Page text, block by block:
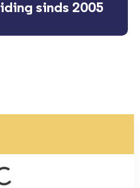
sinds 2005